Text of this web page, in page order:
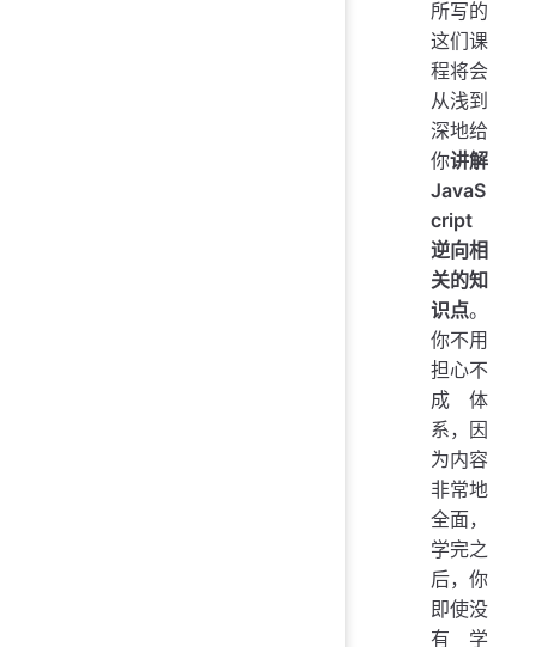
所写的
这们课
程将会
从浅到
深地给
你讲解
JavaS
cript
逆向相
关的知
识点。
你不用
担心不
成体
系，因
为内容
非常地
全面，
学完之
后，你
即使没
有学